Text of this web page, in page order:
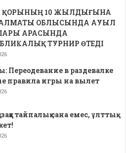
ҚОРЫНЫҢ 10 ЖЫЛДЫҒЫНА
АЛМАТЫ ОБЛЫСЫНДА АУЫЛ
АРАСЫНДА
ТУРНИР ӨТЕДІ
Переодевание в раздевалке
правила игры на вылет
тайпалық сана емес, ұлттық